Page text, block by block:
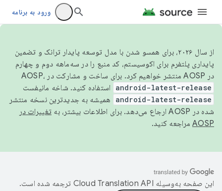
ورود به برنامه
از سال ۲۰۲۶، برای همسو شدن با مدل توسعه پایدار ترانک و تضمین
پایداری پلتفرم برای اکوسیستم، کد منبع را در سه‌ماهه دوم و چهارم
در AOSP منتشر خواهیم کرد. برای ساخت و مشارکت در AOSP،
android-latest-release استفاده کنید. شاخه مانیفست
android-latest-release
همیشه به جدیدترین نسخه منتشر
شده در AOSP ارجاع می‌دهد. برای اطلاعات بیشتر، به
تغییرات در
AOSP مراجعه کنید.
این صفحه به‌وسیله ترجمه شده است.